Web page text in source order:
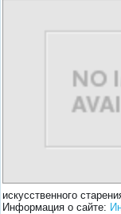
искусственного
Информация о сайте: